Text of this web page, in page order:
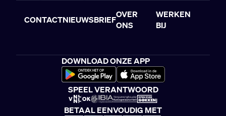
CONTACTNIEUWSBRIEF
OVER
ONS
WERKEN
BIJ
DOWNLOAD ONZE APP
SPEEL VERANTWOORD
BETAAL EENVOUDIG MET